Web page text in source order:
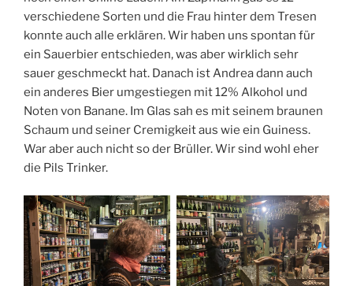
verschiedene Sorten und die Frau hinter dem Tresen
konnte auch alle erklären. Wir haben uns spontan für
ein Sauerbier entschieden, was aber wirklich sehr
sauer geschmeckt hat. Danach ist Andrea dann auch
ein anderes Bier umgestiegen mit 12% Alkohol und
Noten von Banane. Im Glas sah es mit seinem braunen
Schaum und seiner Cremigkeit aus wie ein Guiness.
War aber auch nicht so der Brüller. Wir sind wohl eher
die Pils Trinker.